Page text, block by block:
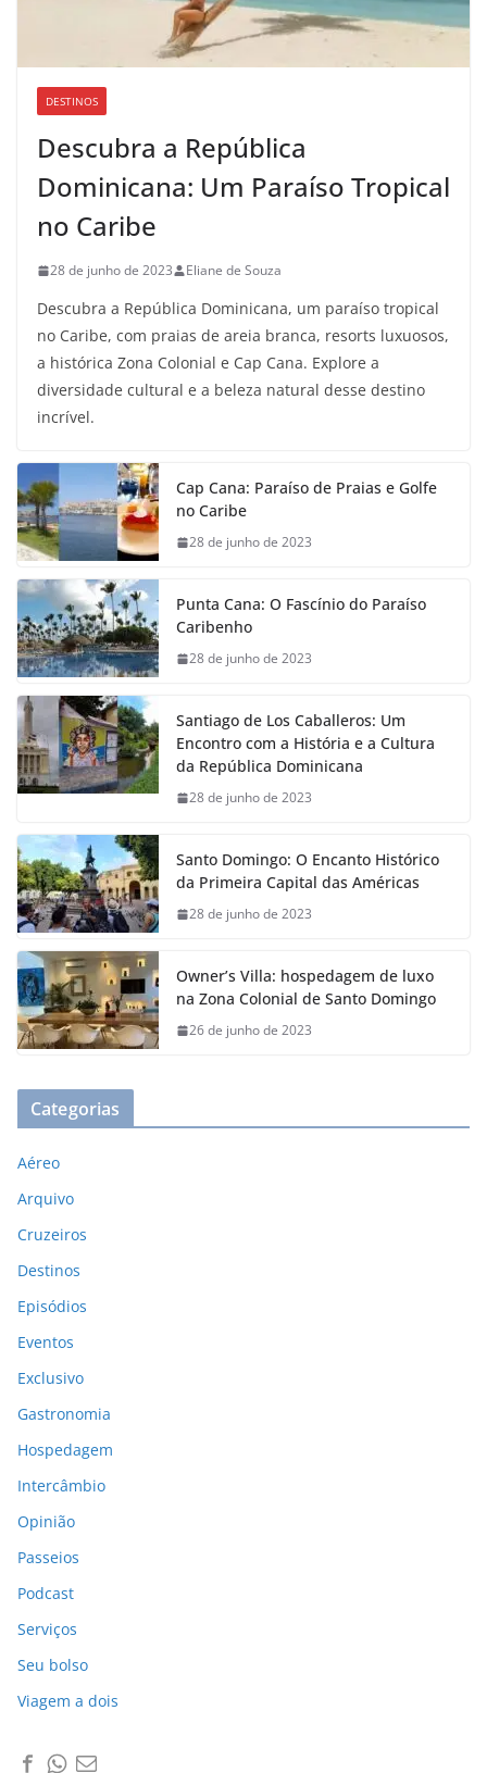
DESTINOS
Descubra a República
Dominicana: Um Paraíso Tropical
no Caribe
28 de junho de 2023 Eliane de Souza
Descubra a República Dominicana, um paraíso tropical
no Caribe, com praias de areia branca, resorts luxuosos,
a histórica Zona Colonial e Cap Cana. Explore a
diversidade cultural e a beleza natural desse destino
incrível.
Cap Cana: Paraíso de Praias e Golfe
no Caribe
28 de junho de 2023
Punta Cana: O Fascínio do Paraíso
Caribenho
28 de junho de 2023
Santiago de Los Caballeros: Um
Encontro com a História e a Cultura
da República Dominicana
28 de junho de 2023
Santo Domingo: O Encanto Histórico
da Primeira Capital das Américas
28 de junho de 2023
Owner’s Villa: hospedagem de luxo
na Zona Colonial de Santo Domingo
26 de junho de 2023
Categorias
Aéreo
Arquivo
Cruzeiros
Destinos
Episódios
Eventos
Exclusivo
Gastronomia
Hospedagem
Intercâmbio
Opinião
Passeios
Podcast
Serviços
Seu bolso
Viagem a dois